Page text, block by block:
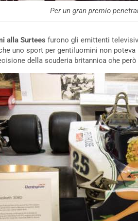
Per un gran premio
alla Surtees furono gli emittenti
uno sport per gentiluomini non
della scuderia britannica che